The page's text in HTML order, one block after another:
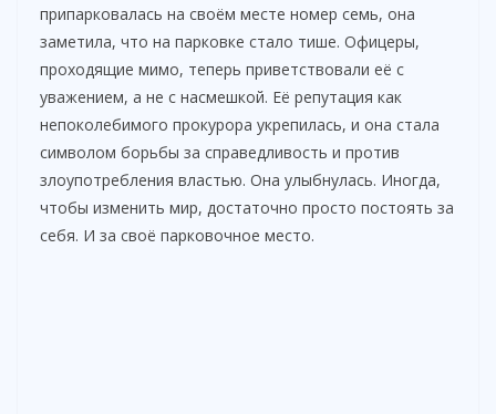
припарковалась на своём месте номер семь, она
заметила, что на парковке стало тише. Офицеры,
проходящие мимо, теперь приветствовали её с
уважением, а не с насмешкой. Её репутация как
непоколебимого прокурора укрепилась, и она стала
символом борьбы за справедливость и против
злоупотребления властью. Она улыбнулась. Иногда,
чтобы изменить мир, достаточно просто постоять за
себя. И за своё парковочное место.